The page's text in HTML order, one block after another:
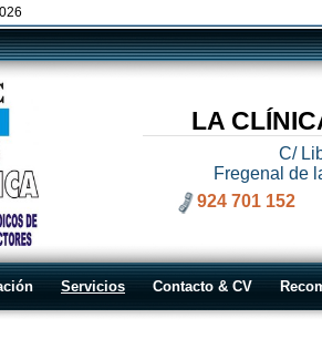
LA
C/
Fregenal de
924 701 152
Servicios Contacto & CV